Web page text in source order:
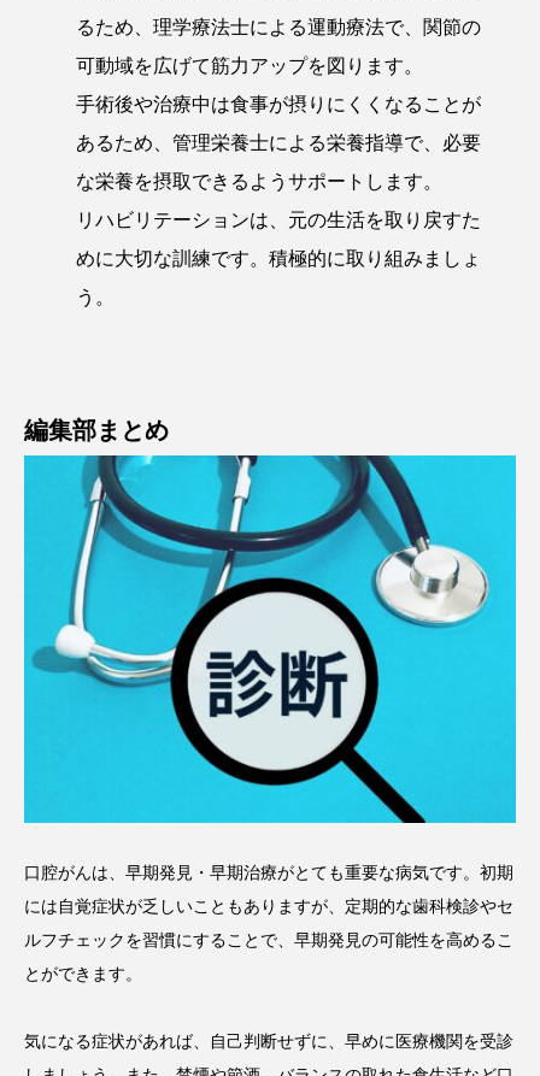
るため、理学療法士による運動療法で、関節の
可動域を広げて筋力アップを図ります。
手術後や治療中は食事が摂りにくくなることが
あるため、管理栄養士による栄養指導で、必要
な栄養を摂取できるようサポートします。
リハビリテーションは、元の生活を取り戻すた
めに大切な訓練です。積極的に取り組みましょ
う。
編集部まとめ
口腔がんは、早期発見・早期治療がとても重要な病気です。初期
には自覚症状が乏しいこともありますが、定期的な歯科検診やセ
ルフチェックを習慣にすることで、早期発見の可能性を高めるこ
とができます。
気になる症状があれば、自己判断せずに、早めに医療機関を受診